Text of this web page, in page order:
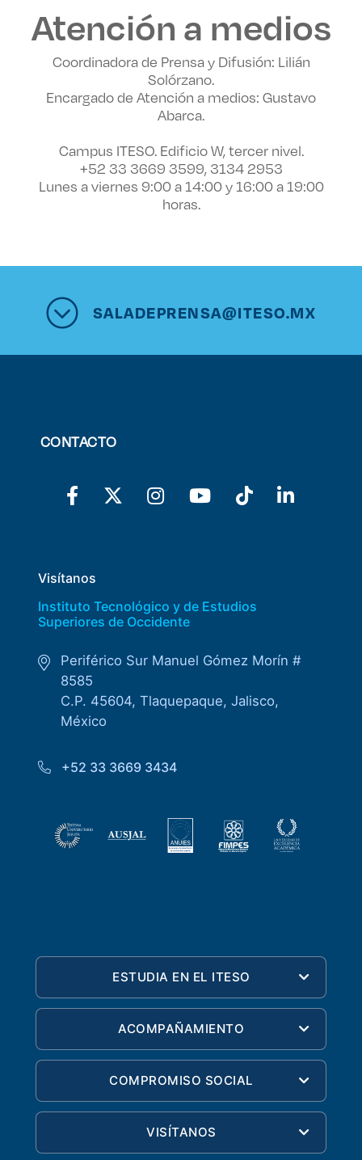
Atención a medios
Coordinadora de Prensa y Difusión: Lilián
Solórzano.
Encargado de Atención a medios: Gustavo
Abarca.
Campus ITESO. Edificio W, tercer nivel.
+52 33 3669 3599, 3134 2953
Lunes a viernes 9:00 a 14:00 y 16:00 a 19:00
horas.
SALADEPRENSA@ITESO.MX
CONTACTO
Visítanos
Instituto Tecnológico y de Estudios
Superiores de Occidente
Periférico Sur Manuel Gómez Morín #
8585
C.P. 45604, Tlaquepaque, Jalisco,
México
+52 33 3669 3434
ESTUDIA EN EL ITESO
ACOMPAÑAMIENTO
COMPROMISO SOCIAL
VISÍTANOS